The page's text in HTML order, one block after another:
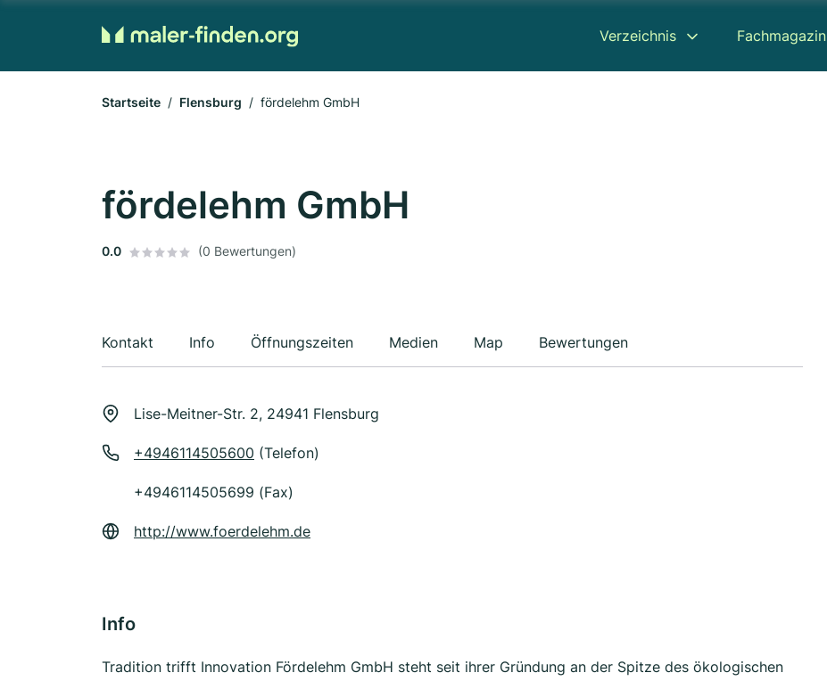
Verzeichnis Fachmagazin
Startseite Flensburg fördelehm GmbH
fördelehm GmbH
0.0 (0 Bewertungen)
Kontakt Info Öffnungszeiten Medien Map Bewertungen
Lise-Meitner-Str. 2, 24941 Flensburg
+4946114505600 (Telefon)
+4946114505699 (Fax)
http://www.foerdelehm.de
Info
Tradition trifft Innovation Fördelehm GmbH steht seit ihrer Gründung an der Spitze des ökologischen